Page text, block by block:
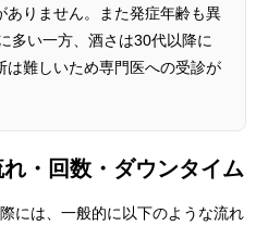
ありません。また発症年齢も異
多い一方、酒さは30代以降に
は難しいため専門医への受診が
・回数・ダウンタイム
には、一般的に以下のような流れ